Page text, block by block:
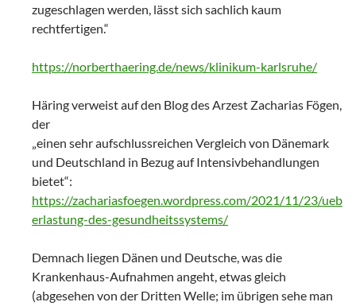
zugeschlagen werden, lässt sich sachlich kaum
rechtfertigen.“
https://norberthaering.de/news/klinikum-karlsruhe/
Häring verweist auf den Blog des Arzest Zacharias Fögen,
der
„einen sehr aufschlussreichen Vergleich von Dänemark
und Deutschland in Bezug auf Intensivbehandlungen
bietet“:
https://zachariasfoegen.wordpress.com/2021/11/23/ueb
erlastung-des-gesundheitssystems/
Demnach liegen Dänen und Deutsche, was die
Krankenhaus-Aufnahmen angeht, etwas gleich
(abgesehen von der Dritten Welle; im übrigen sehe man